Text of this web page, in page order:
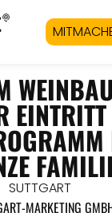
SUTTGART
MARKETING